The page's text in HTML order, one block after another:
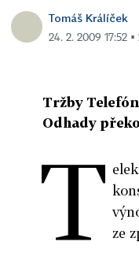
Tomáš Králíček
24. 2. 2009 17:52
Tržby
Odhady
T ze